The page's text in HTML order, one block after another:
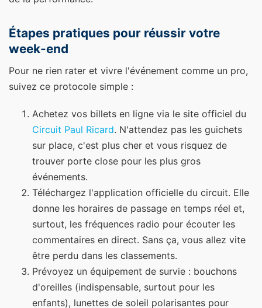
Étapes pratiques pour réussir votre
week-end
Pour ne rien rater et vivre l'événement comme un pro,
suivez ce protocole simple :
Achetez vos billets en ligne via le site officiel du
Circuit Paul Ricard. N'attendez pas les guichets
sur place, c'est plus cher et vous risquez de
trouver porte close pour les plus gros
événements.
Téléchargez l'application officielle du circuit. Elle
donne les horaires de passage en temps réel et,
surtout, les fréquences radio pour écouter les
commentaires en direct. Sans ça, vous allez vite
être perdu dans les classements.
Prévoyez un équipement de survie : bouchons
d'oreilles (indispensable, surtout pour les
enfants), lunettes de soleil polarisantes pour